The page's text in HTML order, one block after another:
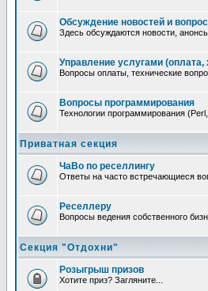
Обсуждение новостей и
Здесь обсуждаются новости,
Управление услугами (оплата,
Вопросы оплаты, технические
Вопросы программирования
Технологии программирования
Приватная секция
ЧаВо по реселлингу
Ответы на часто встречающиеся
Реселлеру
Вопросы ведения собственного
Секция "Отдохни"
Розыгрыш призов
Хотите приз? Загляните...